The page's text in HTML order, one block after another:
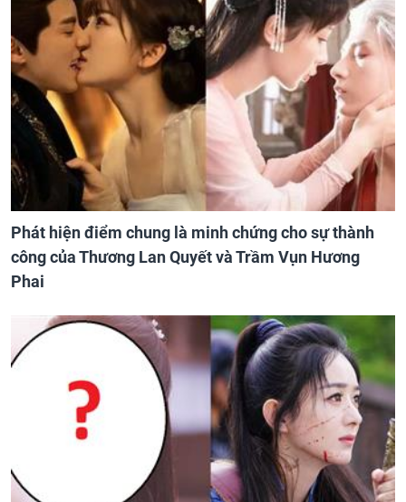
Phát hiện điểm chung là minh chứng cho sự thành
công của Thương Lan Quyết và Trầm Vụn Hương
Phai